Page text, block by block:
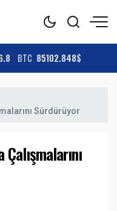
BTC 85102.848$
Sürdürüyor